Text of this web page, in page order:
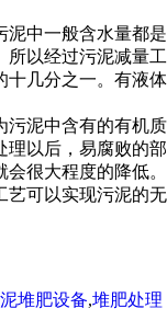
泥中一般含水量都是
所以经过污泥减量工
十几分之一。有液体
污泥中含有的有机质
理以后，易腐败的部
很大程度的降低。
艺可以实现污泥的无
堆肥设备,堆肥处理